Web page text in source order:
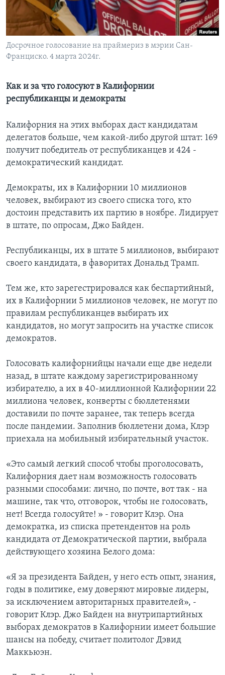
Learning English
СОЦИАЛЬНЫЕ СЕТИ
Языки
Досрочное голосование на праймериз в мэрии Сан-
Франциско. 4 марта 2024г.
Как и за что голосуют в Калифорнии
республиканцы и демократы
Калифорния на этих выборах даст кандидатам
делегатов больше, чем какой-либо другой штат: 169
получит победитель от республиканцев и 424 -
демократический кандидат.
Демократы, их в Калифорнии 10 миллионов
человек, выбирают из своего списка того, кто
достоин представить их партию в ноябре. Лидирует
в штате, по опросам, Джо Байден.
Республиканцы, их в штате 5 миллионов, выбирают
своего кандидата, в фаворитах Дональд Трамп.
Тем же, кто зарегестрировался как беспартийный,
их в Калифорнии 5 миллионов человек, не могут по
правилам республиканцев выбирать их
кандидатов, но могут запросить на участке список
демократов.
Голосовать калифорнийцы начали еще две недели
назад, в штате каждому зарегистрированному
избирателю, а их в 40-миллионной Калифорнии 22
миллиона человек, конверты с бюллетенями
доставили по почте заранее, так теперь всегда
после пандемии. Заполнив бюллетени дома, Клэр
приехала на мобильный избирательный участок.
«Это самый легкий способ чтобы проголосовать,
Калифорния дает нам возможность голосовать
разными способами: лично, по почте, вот так - на
машине, так что, отговорок, чтобы не голосовать,
нет! Всегда голосуйте! » - говорит Клэр. Она
демократка, из списка претендентов на роль
кандидата от Демократической партии, выбрала
действующего хозяина Белого дома:
«Я за президента Байден, у него есть опыт, знания,
годы в политике, ему доверяют мировые лидеры,
за исключением авторитарных правителей», -
говорит Клэр. Джо Байден на внутрипартийных
выборах демократов в Калифорнии имеет большие
шансы на победу, считает политолог Дэвид
Маккьюэн.